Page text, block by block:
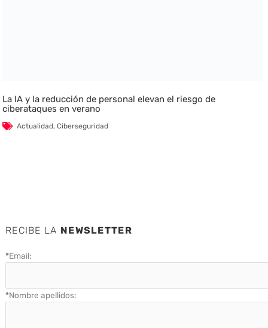
La IA y la reducción de personal elevan el riesgo de
ciberataques en verano
Actualidad,Ciberseguridad
RECIBE LA NEWSLETTER
*Email:
*Nombre apellidos: